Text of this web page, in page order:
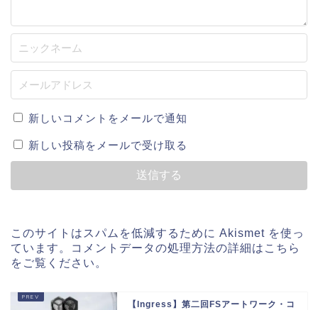
新しいコメントをメールで通知
新しい投稿をメールで受け取る
このサイトはスパムを低減するために Akismet を使っ
ています。
コメントデータの処理方法の詳細はこちら
をご覧ください 。
【Ingress】第二回FSアートワーク・コ